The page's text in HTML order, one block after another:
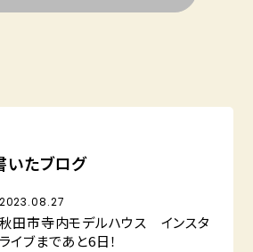
たブログ
2023.08.27
田市寺内モデルハウス インスタ
イブまであと6日！